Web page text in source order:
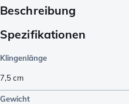
Beschreibung
Spezifikationen
Klingenlänge
7,5cm
Gewicht